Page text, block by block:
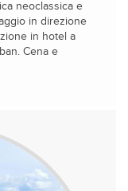
neoclassica e
in direzione
in hotel a
Cena e